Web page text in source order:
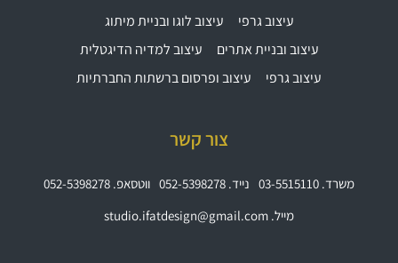
עיצוב גרפי
עיצוב לוגו ובניית מיתוג
עיצוב ובניית אתרים
עיצוב למדיה הדיגטלית
עיצוב גרפי
עיצוב ופרסום ברשתות החברתיות
צור קשר
משרד. 03-5515110 נייד. 052-5398278
ווטסאפ. 052-5398278
מייל. studio.ifatdesign@gmail.com